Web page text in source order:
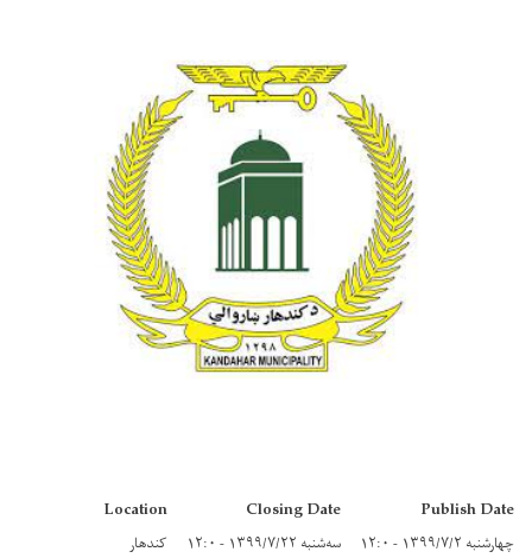
Publish Date
چهارشنبه ۱۳۹۹/۷/۲ - ۱۲:۰
Closing Date
سه‌شنبه ۱۳۹۹/۷/۲۲ - ۱۲:۰
Location
کندهار